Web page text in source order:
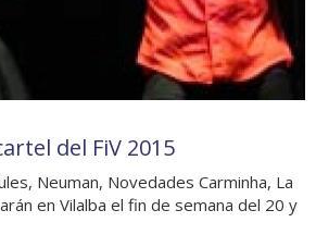
del FiV 2015
Neuman, Novedades Carminha, La
en Vilalba el fin de semana del 20 y